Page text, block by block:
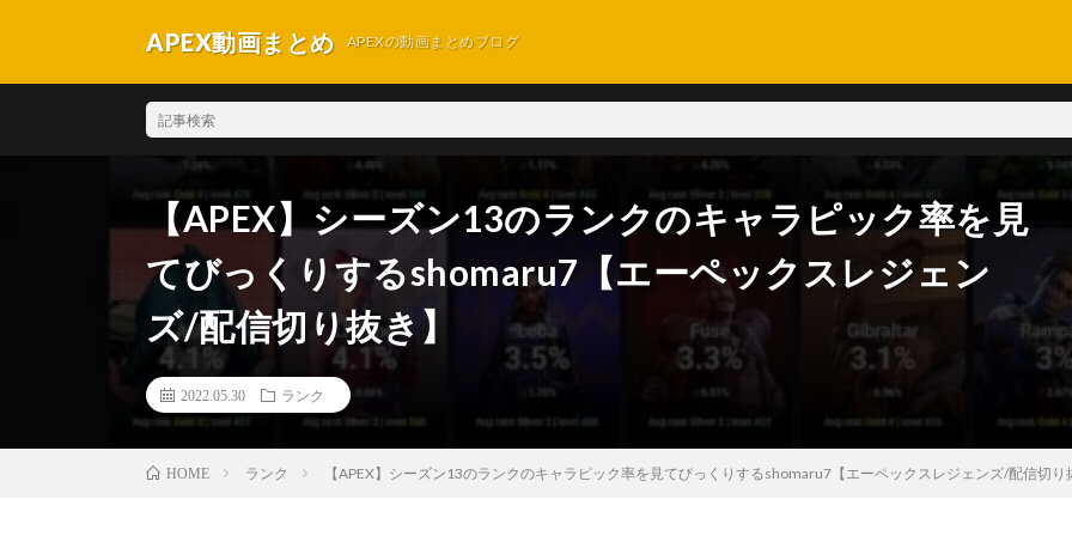
APEX動画まとめ APEXの動画まとめブログ
【APEX】シーズン13のランクのキャラピック率を見
てびっくりするshomaru7【エーペックスレジェン
ズ/配信切り抜き】
2022.05.30 ランク
HOME ランク 【APEX】シーズン13のランクのキャラピック率を見てびっくりするshomaru7【エーペックスレジェンズ/配信切り